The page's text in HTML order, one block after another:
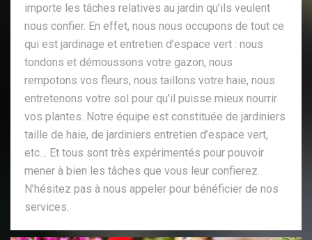
importe les tâches relatives au jardin qu’ils veulent
nous confier. En effet, nous nous occupons de tout ce
qui est jardinage et entretien d’espace vert : nous
tondons et démoussons votre gazon, nous
rempotons vos fleurs, nous taillons votre haie, nous
entretenons votre sol pour qu’il puisse mieux nourrir
vos plantes. Notre équipe est constituée de jardiniers
taille de haie, de jardiniers entretien d’espace vert,
etc… Et tous sont très expérimentés pour pouvoir
mener à bien les tâches que vous leur confierez.
N’hésitez pas à nous appeler pour bénéficier de nos
services.